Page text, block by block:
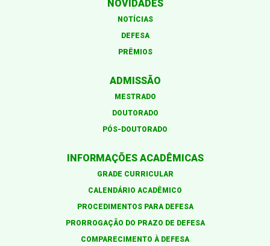
NOVIDADES
NOTÍCIAS
DEFESA
PRÊMIOS
ADMISSÃO
MESTRADO
DOUTORADO
PÓS-DOUTORADO
INFORMAÇÕES ACADÊMICAS
GRADE CURRICULAR
CALENDÁRIO ACADÊMICO
PROCEDIMENTOS PARA DEFESA
PRORROGAÇÃO DO PRAZO DE DEFESA
COMPARECIMENTO À DEFESA